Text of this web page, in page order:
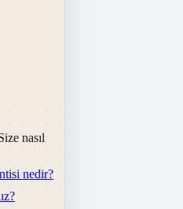
nasıl
nedir?